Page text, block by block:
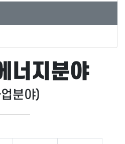
너지분야
분야)